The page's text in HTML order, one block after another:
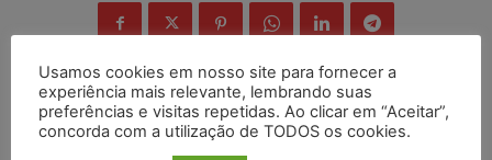
Inscreva-se
Usamos cookies em nosso site para fornecer a
experiência mais relevante, lembrando suas
preferências e visitas repetidas. Ao clicar em “Aceitar”,
concorda com a utilização de TODOS os cookies.